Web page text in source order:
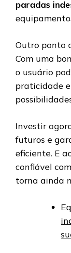
paradas
Outro ponto
Com uma
o usuário
praticidade
Investir
futuros e
eficiente. E
confiável
torna ainda